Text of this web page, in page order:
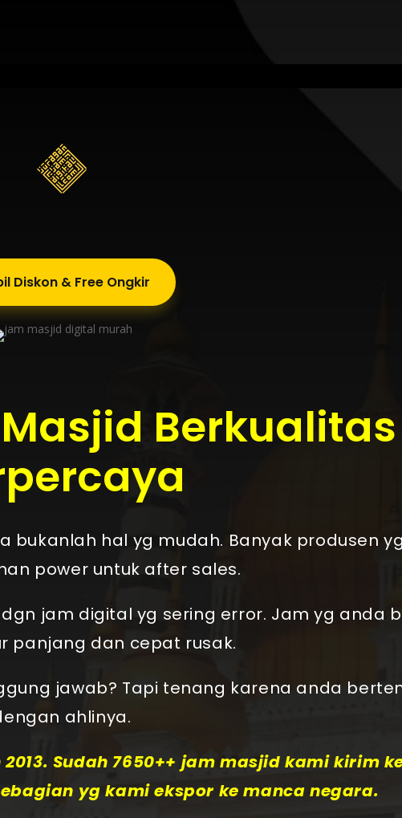
Diskon & Free Ongkir
bukanlah hal yg mudah. Banyak produsen yg
power untuk after sales.
jam digital yg sering error. Jam yg anda
panjang dan cepat rusak.
jawab? Tapi tenang karena anda
ahlinya.
Sudah 7650++ jam masjid kami kirim
yg kami ekspor ke manca negara.